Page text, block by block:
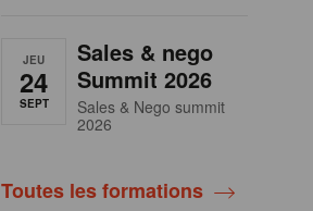
JEU
24
SEPT
Sales & nego
Summit 2026
Sales & Nego summit
2026
Toutes les formations